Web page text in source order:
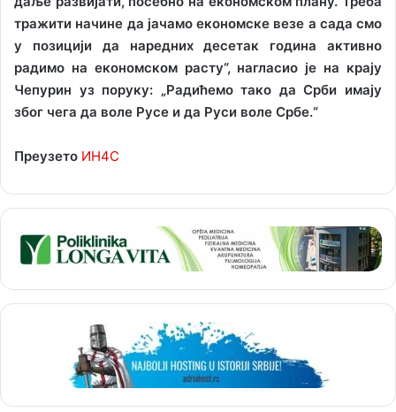
тражити начине да јачамо економске везе а сада смо
у позицији да наредних десетак година активно
радимо на економском расту“, нагласио је на крају
Чепурин уз поруку: „Радићемо тако да Срби имају
због чега да воле Русе и да Руси воле Србе.“
Преузето ИН4С